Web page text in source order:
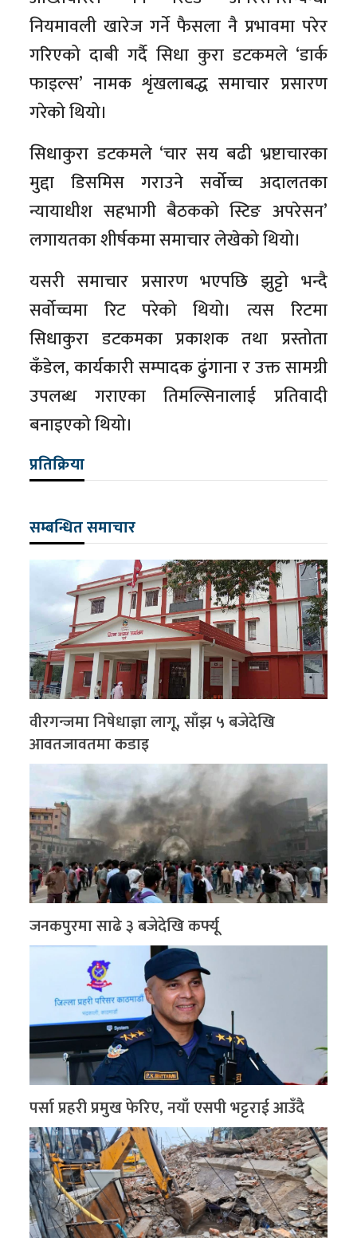
नियमावली खारेज गर्ने फैसला नै प्रभावमा परेर
गरिएको दाबी गर्दै सिधा कुरा डटकमले ‘डार्क
फाइल्स’ नामक शृंखलाबद्ध समाचार प्रसारण
गरेको थियो।
सिधाकुरा डटकमले ‘चार सय बढी भ्रष्टाचारका
मुद्दा डिसमिस गराउने सर्वोच्च अदालतका
न्यायाधीश सहभागी बैठकको स्टिङ अपरेसन’
लगायतका शीर्षकमा समाचार लेखेको थियो।
यसरी समाचार प्रसारण भएपछि झुट्टो भन्दै
सर्वोच्चमा रिट परेको थियो। त्यस रिटमा
सिधाकुरा डटकमका प्रकाशक तथा प्रस्तोता
कँडेल, कार्यकारी सम्पादक ढुंगाना र उक्त सामग्री
उपलब्ध गराएका तिमल्सिनालाई प्रतिवादी
बनाइएको थियो।
प्रतिक्रिया
सम्बन्धित समाचार
वीरगन्जमा निषेधाज्ञा लागू, साँझ ५ बजेदेखि
आवतजावतमा कडाइ
जनकपुरमा साढे ३ बजेदेखि कर्फ्यू
पर्सा प्रहरी प्रमुख फेरिए, नयाँ एसपी भट्टराई आउँदै